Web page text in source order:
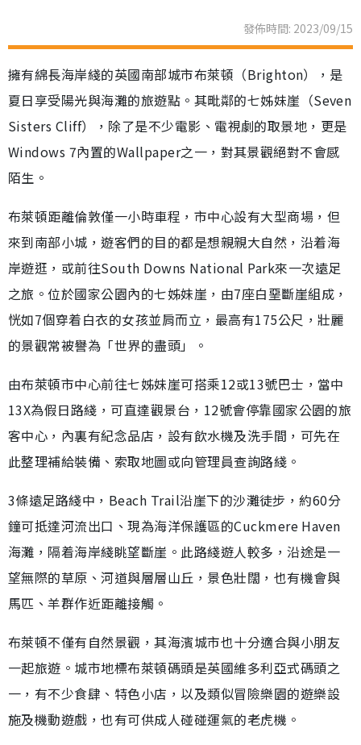
發佈時間: 2023/09/15
擁有綿長海岸綫的英國南部城市布萊頓（Brighton），是
夏日享受陽光與海灘的旅遊點。其毗鄰的七姊妹崖（Seven
Sisters Cliff），除了是不少電影、電視劇的取景地，更是
Windows 7內置的Wallpaper之一，對其景觀絕對不會感
陌生。
布萊頓距離倫敦僅一小時車程，市中心設有大型商場，但
來到南部小城，遊客們的目的都是想親親大自然，沿着海
岸遊逛，或前往South Downs National Park來一次遠足
之旅。位於國家公園內的七姊妹崖，由7座白堊斷崖組成，
恍如7個穿着白衣的女孩並肩而立，最高有175公尺，壯麗
的景觀常被譽為「世界的盡頭」。
由布萊頓市中心前往七姊妹崖可搭乘12或13號巴士，當中
13X為假日路綫，可直達觀景台，12號會停靠國家公園的旅
客中心，內裏有紀念品店，設有飲水機及洗手間，可先在
此整理補給裝備、索取地圖或向管理員查詢路綫。
3條遠足路綫中，Beach Trail沿崖下的沙灘徒步，約60分
鐘可抵達河流出口、現為海洋保護區的Cuckmere Haven
海灘，隔着海岸綫眺望斷崖。此路綫遊人較多，沿途是一
望無際的草原、河道與層層山丘，景色壯闊，也有機會與
馬匹、羊群作近距離接觸。
布萊頓不僅有自然景觀，其海濱城市也十分適合與小朋友
一起旅遊。城市地標布萊頓碼頭是英國維多利亞式碼頭之
一，有不少食肆、特色小店，以及類似冒險樂園的遊樂設
施及機動遊戲，也有可供成人碰碰運氣的老虎機。